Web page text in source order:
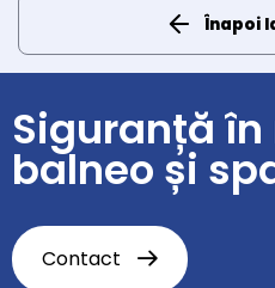
Înapoi
Siguranță în
balneo și
Contact